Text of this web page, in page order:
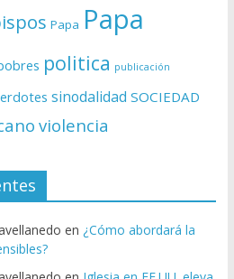
Papa Papa
politica publicación
sinodalidad SOCIEDAD
violencia
en ¿Cómo abordará la